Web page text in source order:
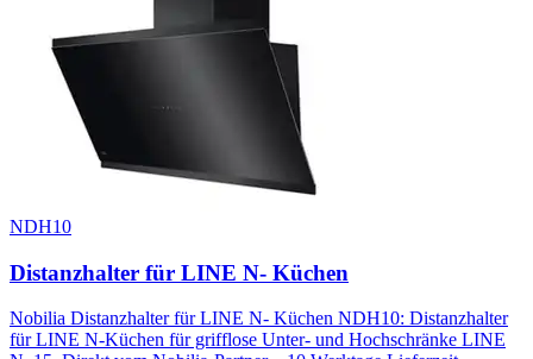
NDH10
Distanzhalter für LINE N- Küchen
Nobilia Distanzhalter für LINE N- Küchen NDH10: Distanzhalter
für LINE N-Küchen für grifflose Unter- und Hochschränke LINE